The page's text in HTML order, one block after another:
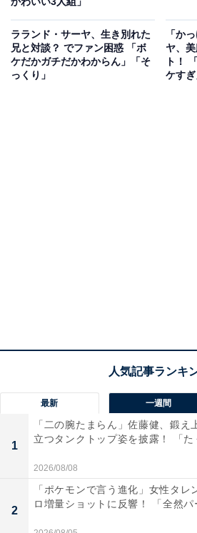
ラランド・サーヤ、生き別れた
兄と対談？ でファン困惑 「ボ
ケだかガチだかわからん」「そ
っくり」
「か
ヤ、
ト！
ケすぎ
最新 一週間
1
「二の腕たまらん」佐藤健、鍛え
立つタンクトップ姿を披露！ 「
2026/08/08
2
「ポケモンで言う進化」女性タレ
ロ増量ショットに反響！ 「全然